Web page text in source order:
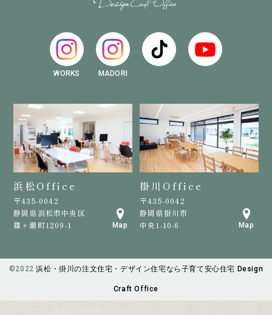
WORKS MADORI
浜松Office
〒435-0042
静岡県浜松市中央区
篠ヶ瀬町1209-1
Map
掛川Office
〒435-0042
静岡県掛川市
中央1-10-6
Map
©️2022 浜松・掛川の注文住宅・デザイン住宅なら子育て安心住宅 Design
Craft Office